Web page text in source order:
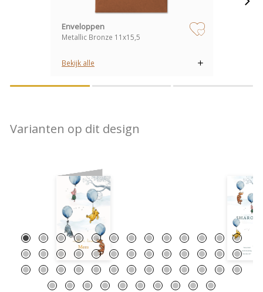
zet op verlanglijstje
Enveloppen
Metallic Bronze 11x15,5
Bekijk alle
Varianten op dit design